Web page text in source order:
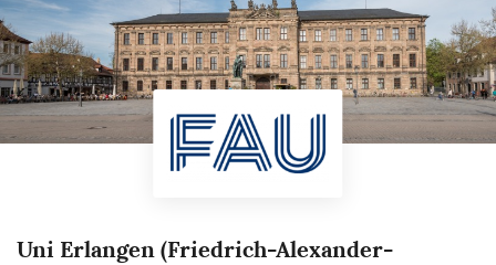
Uni Erlangen (Friedrich-Alexander-